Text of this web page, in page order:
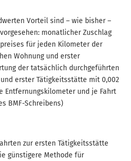
Vorteil sind – wie bisher –
monatlicher Zuschlag
für jeden Kilometer der
Wohnung und erster
der tatsächlich durchgeführten
erster Tätigkeitsstätte mit 0,002
Entfernungskilometer und je Fahrt
BMF-Schreibens)
zur ersten Tätigkeitsstätte
günstigere Methode für